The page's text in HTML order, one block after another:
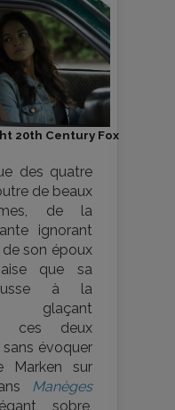
20th Century Fox
des quatre
de beaux
de la
ignorant
son époux
que sa
à la
glaçant
ces deux
sans évoquer
Marken sur
Manèges
sobre,